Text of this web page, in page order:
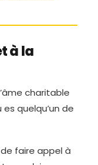
à la
charitable
quelqu’un de
faire appel à